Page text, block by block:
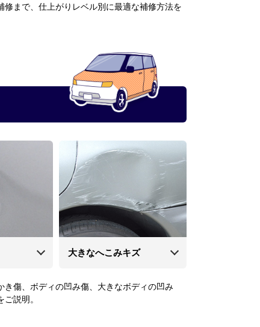
まで、仕上がりレベル別に最適な補修方法を
大きなへこみキズ
傷、ボディの凹み傷、大きなボディの凹み
説明。